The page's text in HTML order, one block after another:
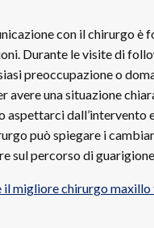
con il chirurgo è
Durante le visite di
preoccupazione o
avere una situazione
aspettarci dall’intervento
può spiegare i
sul percorso di guarigione.
il migliore chirurgo maxillo